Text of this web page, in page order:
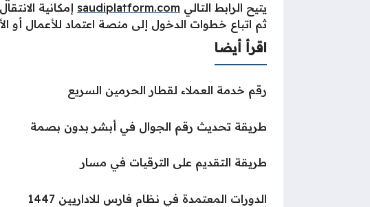
يتيح الرابط التالي saudiplatform.com إمكانية
ثم اتباع خطوات الدخول إلى منصة اعتماد للأعمال أو
اقرأ أيضا
رقم خدمة العملاء لقطار الحرمين السريع
طريقة تحديث رقم الجوال في أبشر بدون بصمة
طريقة التقديم على الترقيات في مسار
الدورات المعتمدة في نظام فارس للاداريين 1447